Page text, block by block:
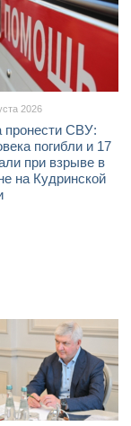
2026
пронести СВУ:
погибли и 17
при взрыве в
на Кудринской